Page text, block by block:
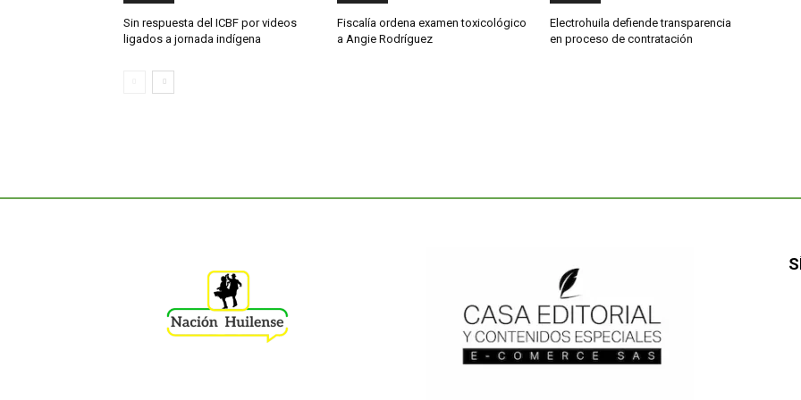
Sin respuesta del ICBF por videos
ligados a jornada indígena
Fiscalía ordena examen toxicológico
a Angie Rodríguez
Electrohuila defiende transparencia
en proceso de contratación